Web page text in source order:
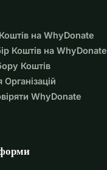
на WhyDonate
Коштів на WhyDonate
Коштів
Організацій
WhyDonate